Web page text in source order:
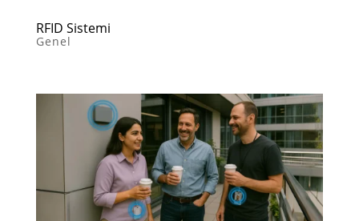
RFID Sistemi
Genel